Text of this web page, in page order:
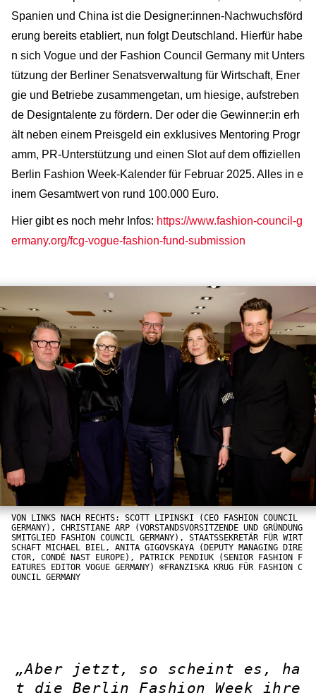
Spanien und China ist die Designer:innen-Nachwuchsförd
erung bereits etabliert, nun folgt Deutschland. Hierfür habe
n sich Vogue und der Fashion Council Germany mit Unters
tützung der Berliner Senatsverwaltung für Wirtschaft, Ener
gie und Betriebe zusammengetan, um hiesige, aufstreben
de Designtalente zu fördern. Der oder die Gewinner:in erh
ält neben einem Preisgeld ein exklusives Mentoring Progr
amm, PR-Unterstützung und einen Slot auf dem offiziellen
Berlin Fashion Week-Kalender für Februar 2025. Alles in e
inem Gesamtwert von rund 100.000 Euro.
Hier gibt es noch mehr Infos: https://www.fashion-council-g
ermany.org/fcg-vogue-fashion-fund-submission
VON LINKS NACH RECHTS: SCOTT LIPINSKI (CEO FASHION COUNCIL
GERMANY), CHRISTIANE ARP (VORSTANDSVORSITZENDE UND GRÜNDUNG
SMITGLIED FASHION COUNCIL GERMANY), STAATSSEKRETÄR FÜR WIRT
SCHAFT MICHAEL BIEL, ANITA GIGOVSKAYA (DEPUTY MANAGING DIRE
CTOR, CONDÉ NAST EUROPE), PATRICK PENDIUK (SENIOR FASHION F
EATURES EDITOR VOGUE GERMANY) ©FRANZISKA KRUG FÜR FASHION C
OUNCIL GERMANY
„Aber jetzt, so scheint es, ha
t die Berlin Fashion Week ihre